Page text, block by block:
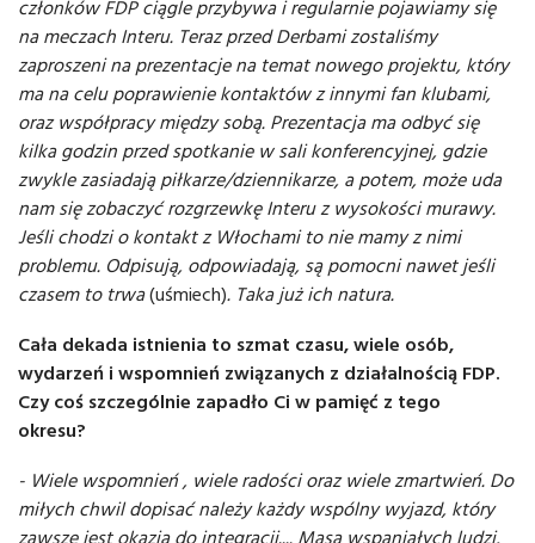
członków FDP ciągle przybywa i regularnie pojawiamy się
na meczach Interu. Teraz przed Derbami zostaliśmy
zaproszeni na prezentacje na temat nowego projektu, który
ma na celu poprawienie kontaktów z innymi fan klubami,
oraz współpracy między sobą. Prezentacja ma odbyć się
kilka godzin przed spotkanie w sali konferencyjnej, gdzie
zwykle zasiadają piłkarze/dziennikarze, a potem, może uda
nam się zobaczyć rozgrzewkę Interu z wysokości murawy.
Jeśli chodzi o kontakt z Włochami to nie mamy z nimi
problemu. Odpisują, odpowiadają, są pomocni nawet jeśli
czasem to trwa(uśmiech). Taka już ich natura.
Cała dekada istnienia to szmat czasu, wiele osób,
wydarzeń i wspomnień związanych z działalnością FDP.
Czy coś szczególnie zapadło Ci w pamięć z tego
okresu?
- Wiele wspomnień , wiele radości oraz wiele zmartwień. Do
miłych chwil dopisać należy każdy wspólny wyjazd, który